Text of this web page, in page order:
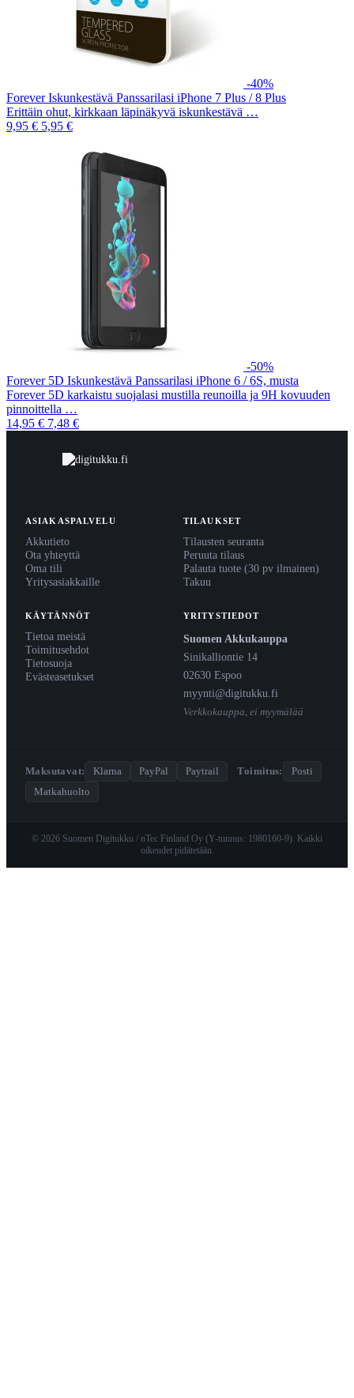
-40%
Forever Iskunkestävä Panssarilasi iPhone 7 Plus / 8 Plus
Erittäin ohut, kirkkaan läpinäkyvä iskunkestävä …
9,95 € 5,95 €
-50%
Forever 5D Iskunkestävä Panssarilasi iPhone 6 / 6S, musta
Forever 5D karkaistu suojalasi mustilla reunoilla ja 9H kovuuden
pinnoittella …
14,95 € 7,48 €
ASIAKASPALVELU
Akkutieto
Ota yhteyttä
Oma tili
Yritysasiakkaille
TILAUKSET
Tilausten seuranta
Peruuta tilaus
Palauta tuote (30 pv ilmainen)
Takuu
KÄYTÄNNÖT
Tietoa meistä
Toimitusehdot
Tietosuoja
Evästeasetukset
YRITYSTIEDOT
Suomen Akkukauppa
Sinikalliontie 14
02630 Espoo
myynti@digitukku.fi
Verkkokauppa, ei myymälää
Maksutavat: Klarna PayPal Paytrail · Toimitus:
Posti
Matkahuolto
© 2026 Suomen Digitukku / nTec Finland Oy (Y-tunnus: 1980160-9). Kaikki
oikeudet pidätetään.